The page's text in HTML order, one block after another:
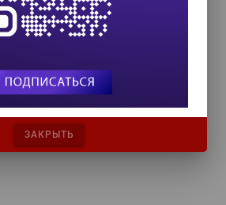
ЗАКРЫТЬ